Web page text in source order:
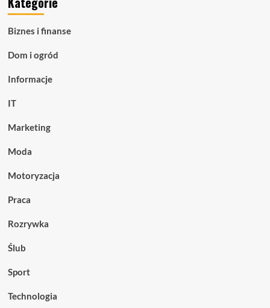
Biznes i finanse
Dom i ogród
Informacje
IT
Marketing
Moda
Motoryzacja
Praca
Rozrywka
Ślub
Sport
Technologia